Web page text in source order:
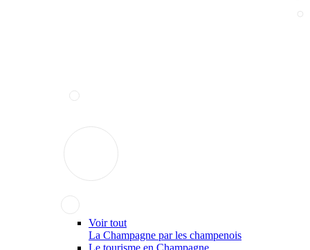
Voir tout
La Champagne par les champenois